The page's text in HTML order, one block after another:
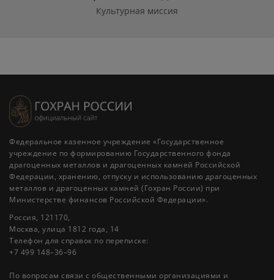
Культурная миссия
Федеральное казенное учреждение «Государственное
учреждение по формированию Государственного фонда
драгоценных металлов и драгоценных камней Российской
Федерации, хранению, отпуску и использованию драгоценных
металлов и драгоценных камней (Гохран России) при
Министерстве финансов Российской Федерации».
Россия, 121170,
Москва, улица 1812 года, 14
Телефон для справок по переписке:
+7 499 148–36–96
По вопросам связи с общественными организациями и